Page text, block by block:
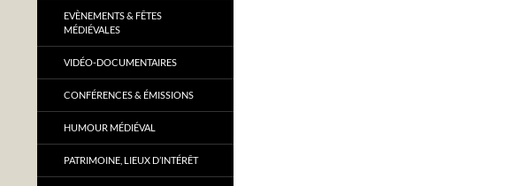
EVÈNEMENTS & FÊTES
MÉDIÉVALES
VIDÉO-DOCUMENTAIRES
CONFÉRENCES & ÉMISSIONS
HUMOUR MÉDIÉVAL
PATRIMOINE, LIEUX D’INTÉRÊT